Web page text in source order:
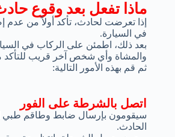
ماذا تفعل بعد وقوع
إذا تعرضت لحادث، تأكد أولاً من
في السيارة.
بعد ذلك، اطمئن على الركاب في
والمشاة وأي شخص آخر قريب للتأكد
ثم قم بهذه الأمور التالية:
اتصل بالشرطة على الفور
سيقومون بإرسال ضابط وطاقم طبي
الحادث.